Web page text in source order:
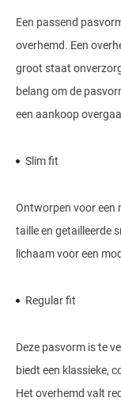
Een passend
overhemd. Een
groot staat
belang om de
een aankoop
Slim fit
Ontworpen voor een
taille en getailleerde
lichaam voor een
Regular fit
Deze pasvorm is te
biedt een klassieke,
Het overhemd valt